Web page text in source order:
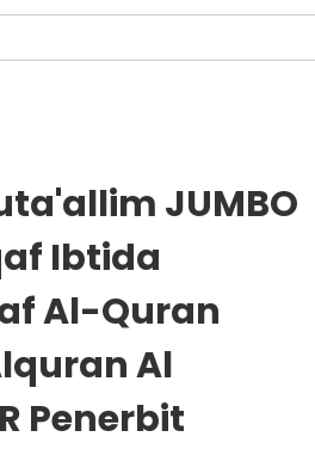
JUMBO
Ibtida
Al-Quran
Al
Penerbit